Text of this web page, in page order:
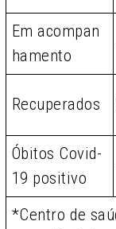
Em acompan
hamento
Recuperados
Óbitos Covid-
19 positivo
*Centro de